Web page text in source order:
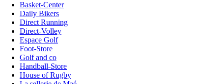
Basket-Center
Daily Bikers
Direct Running
Direct-Volley
Espace Golf
Foot-Store
Golf and co
Handball-Store
House of Rugby